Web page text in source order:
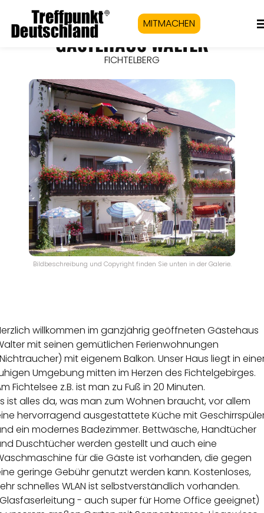
MITMACHEN
GÄSTEHAUS WALTER
FICHTELBERG
Bildbeschreibung und Copyright finden Sie unten in der Galerie.
willkommen im ganzjährig geöffneten Gästehaus
mit seinen gemütlichen Ferienwohnungen
mit eigenem Balkon. Unser Haus liegt in
Umgebung mitten im Herzen des Fichtelgebirges.
Fichtelsee z.B. ist man zu Fuß in 20 Minuten.
ist alles da, was man zum Wohnen braucht, vor allem
hervorragend ausgestattete Küche mit
ein modernes Badezimmer. Bettwäsche, Handtücher
Duschtücher werden gestellt und auch eine
für die Gäste ist vorhanden, die gegen
geringe Gebühr genutzt werden kann. Kostenloses,
schnelles WLAN ist selbstverständlich vorhanden.
- auch super für Home Office geeignet)